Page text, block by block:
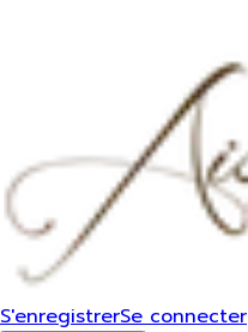
S'enregistrerSe connecter